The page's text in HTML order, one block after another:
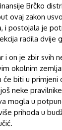
Brčko
ovaj zakon
i postojala je
radila dvije
i on je zbir svih
okolnim
biti u primjeni
neke
mogla u
prihoda u